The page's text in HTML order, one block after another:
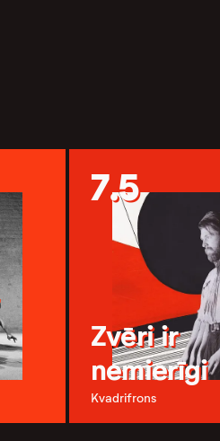
7.5
Zvēri ir
nemierīgi
Kvadrifrons